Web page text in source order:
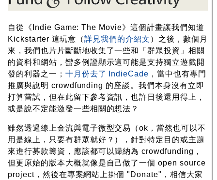
自從《Indie Game: The Movie》這個計畫讓我們知道
Kickstarter 這玩意（詳見我們的介紹文 ）之後，數個月
來，我們也片片斷斷地收集了一些和「群眾投資」相關
的資料和網站，蠻多例證顯示這可能是支持獨立遊戲開
發的利器之一； 十月份去了 IndieCade ，當中也有專門
推廣與說明 crowdfunding 的座談。我們本身沒有立即
打算嘗試，但在此留下參考資訊，也許日後還用得上，
或是說不定能激發一些相關的想法？
雖然透過線上金流與電子微型交易（ok，當然也可以不
用是線上，只要有群眾就好？），針對特定目的或主題
來進行募款籌資，應該都可以歸納為 crowdfunding，
但更原始的版本大概就像是自己做了一個 open source
project，然後在專案網站上掛個 "Donate"，相信大家